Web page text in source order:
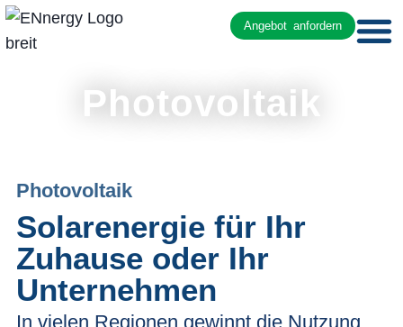
Angebot anfordern
Photovoltaik
Photovoltaik
Solarenergie für Ihr
Zuhause oder Ihr
Unternehmen
In vielen Regionen gewinnt die Nutzung